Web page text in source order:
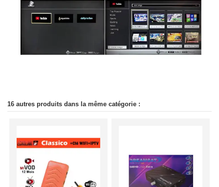
16 autres produits dans la même catégorie :